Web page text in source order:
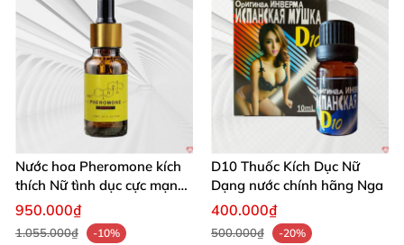
Nước hoa Pheromone kích
thích Nữ tình dục cực mạnh
10ml
950.000₫
1.055.000₫
-10%
D10 Thuốc Kích Dục Nữ
Dạng nước chính hãng Nga
400.000₫
500.000₫
-20%